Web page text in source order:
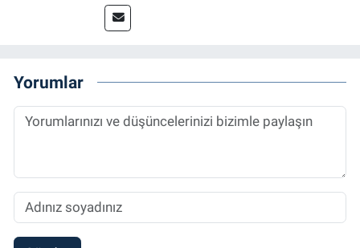
başladığı gazetecilik mesleğinde, muhabir,
Sorumlu Haber Editörü' olarak devam
etmektedir.
Yorumlar